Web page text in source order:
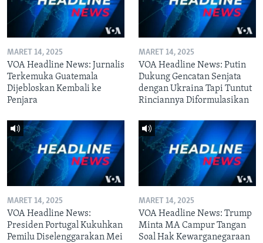
MARET 14, 2025
VOA Headline News: Jurnalis
Terkemuka Guatemala
Dijebloskan Kembali ke
Penjara
MARET 14, 2025
VOA Headline News: Putin
Dukung Gencatan Senjata
dengan Ukraina Tapi Tuntut
Rinciannya Diformulasikan
MARET 14, 2025
VOA Headline News:
Presiden Portugal Kukuhkan
Pemilu Diselenggarakan Mei
MARET 14, 2025
VOA Headline News: Trump
Minta MA Campur Tangan
Soal Hak Kewarganegaraan